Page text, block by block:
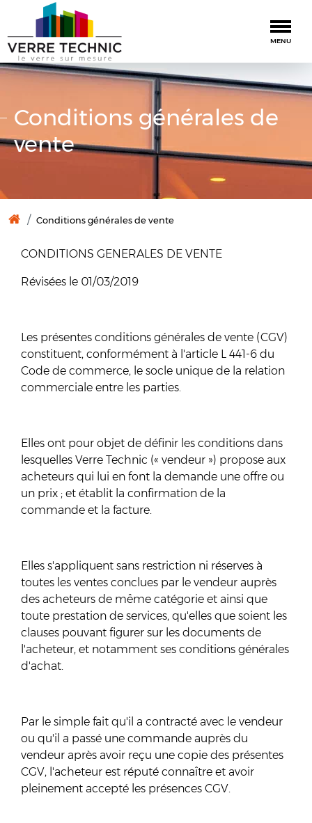
MENU
Conditions générales de
vente
Conditions générales de vente
CONDITIONS GENERALES DE VENTE
Révisées le 01/03/2019
Les présentes conditions générales de vente (CGV)
constituent, conformément à l'article L 441-6 du
Code de commerce, le socle unique de la relation
commerciale entre les parties.
Elles ont pour objet de définir les conditions dans
lesquelles Verre Technic (« vendeur ») propose aux
acheteurs qui lui en font la demande une offre ou
un prix ; et établit la confirmation de la
commande et la facture.
Elles s'appliquent sans restriction ni réserves à
toutes les ventes conclues par le vendeur auprès
des acheteurs de même catégorie et ainsi que
toute prestation de services, qu'elles que soient les
clauses pouvant figurer sur les documents de
l'acheteur, et notamment ses conditions générales
d'achat.
Par le simple fait qu'il a contracté avec le vendeur
ou qu'il a passé une commande auprès du
vendeur après avoir reçu une copie des présentes
CGV, l'acheteur est réputé connaître et avoir
pleinement accepté les présences CGV.